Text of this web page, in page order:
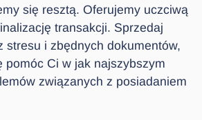
się resztą. Oferujemy uczciwą
transakcji. Sprzedaj
stresu i zbędnych dokumentów,
pomóc Ci w jak najszybszym
związanych z posiadaniem